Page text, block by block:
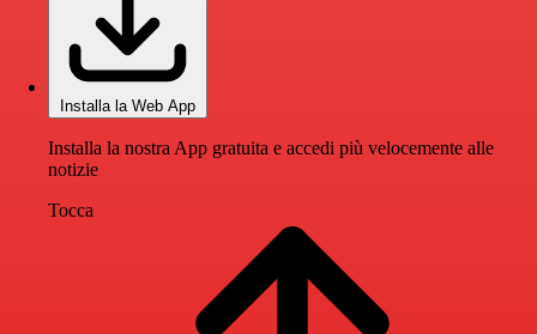
Installa la Web App
Installa la nostra App gratuita e accedi più velocemente alle
notizie
Tocca